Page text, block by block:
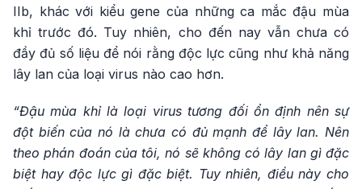
IIb, khác với kiểu gene của những ca mắc đậu mùa
khỉ trước đó. Tuy nhiên, cho đến nay vẫn chưa có
đầy đủ số liệu để nói rằng độc lực cũng như khả năng
lây lan của loại virus nào cao hơn.
“Đậu mùa khỉ là loại virus tương đối ổn định nên sự
đột biến của nó là chưa có đủ mạnh để lây lan. Nên
theo phán đoán của tôi, nó sẽ không có lây lan gì đặc
biệt hay độc lực gì đặc biệt. Tuy nhiên, điều này cho